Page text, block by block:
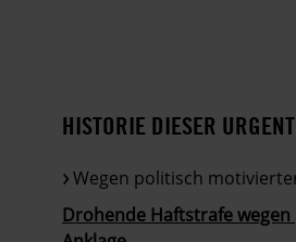
HISTORIE DIESER
Wegen politisch
Drohende Haftstrafe